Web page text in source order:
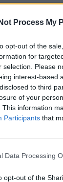
Process My
opt-out of the
for
selection. Please
interest-based
to third
of your
This information
Participants that
Data Processing
opt-out of the
dois sócios
ponto dois
regras de
à agência
sido
que “nunca
capital da
quer de valor,
posta a
não ter